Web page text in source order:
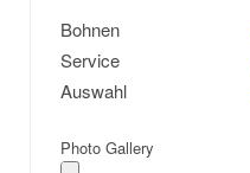
Bohnen
Service
Auswahl
Photo Gallery